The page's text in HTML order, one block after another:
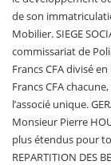
de son
Mobilier. SIEGE
commissariat de
Francs CFA divisé
Francs CFA
l’associé unique.
Monsieur Pierre
plus étendus pour
REPARTITION DES